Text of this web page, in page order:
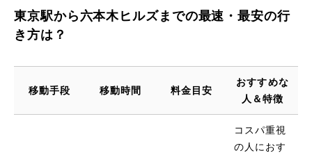
東京駅から六本木ヒルズまでの最速・最安の行
き方は？
移動手段 移動時間 料金目安
おすすめな
人＆特徴
コスパ重視
の人におす